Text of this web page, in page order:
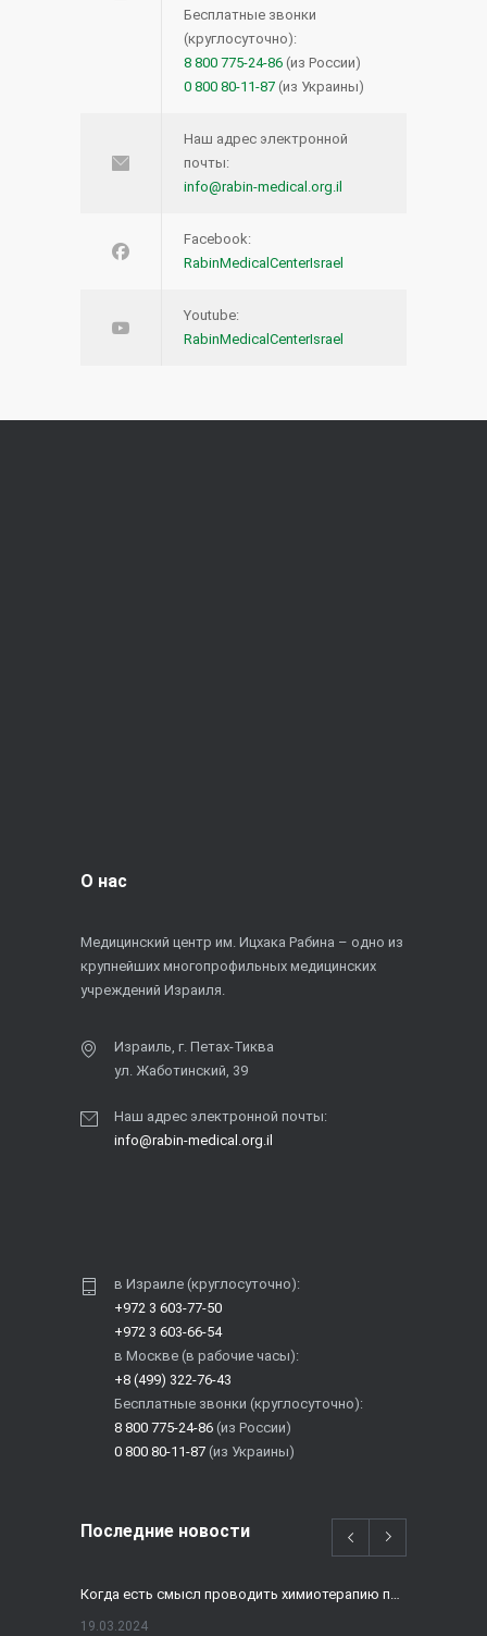
Бесплатные звонки
(круглосуточно):
8 800 775-24-86 (из России)
0 800 80-11-87 (из Украины)
Наш адрес электронной
почты:
info@rabin-medical.org.il
Facebook:
RabinMedicalCenterIsrael
Youtube:
RabinMedicalCenterIsrael
О нас
Медицинский центр им. Ицхака Рабина – одно из
крупнейших многопрофильных медицинских
учреждений Израиля.
Израиль, г. Петах-Тиква
ул. Жаботинский, 39
Наш адрес электронной почты:
info@rabin-medical.org.il
в Израиле (круглосуточно):
+972 3 603-77-50
+972 3 603-66-54
в Москве (в рабочие часы):
+8 (499) 322-76-43
Бесплатные звонки (круглосуточно):
8 800 775-24-86 (из России)
0 800 80-11-87 (из Украины)
Последние новости
19.03.2024